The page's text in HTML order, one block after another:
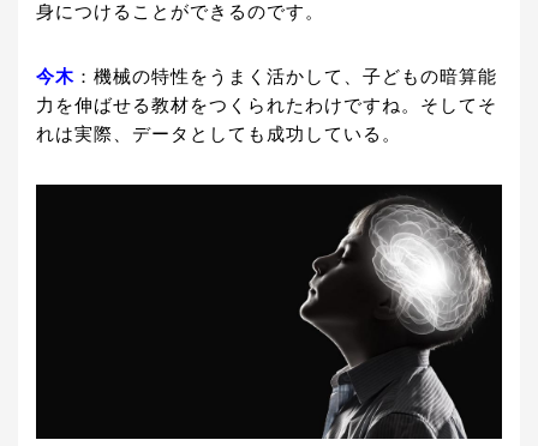
身につけることができるのです。
今木 ：機械の特性をうまく活かして、子どもの暗算能
力を伸ばせる教材をつくられたわけですね。そしてそ
れは実際、データとしても成功している。